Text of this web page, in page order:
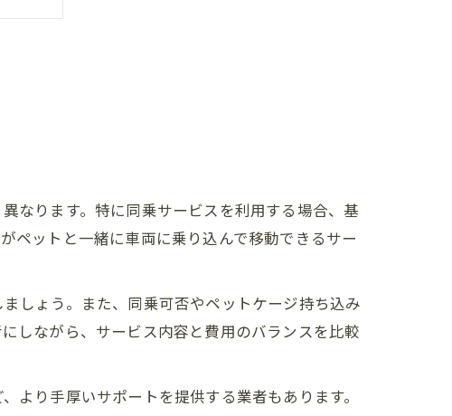
方
なります。特に同乗サービスを利用する場合、基
ペットと一緒に車両に乗り込んで移動できるサー
しょう。また、同乗可否やペットケージ持ち込み
しながら、サービス内容と費用のバランスを比較
り手厚いサポートを提供する業者もあります。